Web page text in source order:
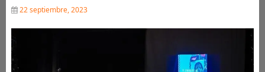
22 septiembre, 2023